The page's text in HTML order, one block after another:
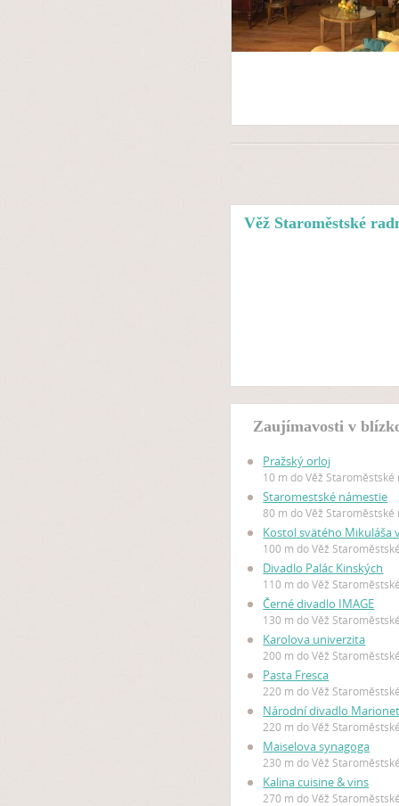
Věž Staroměstské
Zaujímavosti v
Pražský orloj
10 m do Věž Staroměstské
Staromestské námestie
80 m do Věž Staroměstské
Kostol svätého Mikuláša
100 m do Věž
Divadlo Palác Kinských
110 m do Věž
Černé divadlo IMAGE
130 m do Věž
Karolova univerzita
200 m do Věž
Pasta Fresca
220 m do Věž
Národní divadlo
220 m do Věž
Maiselova synagoga
230 m do Věž
Kalina cuisine & vins
270 m do Věž